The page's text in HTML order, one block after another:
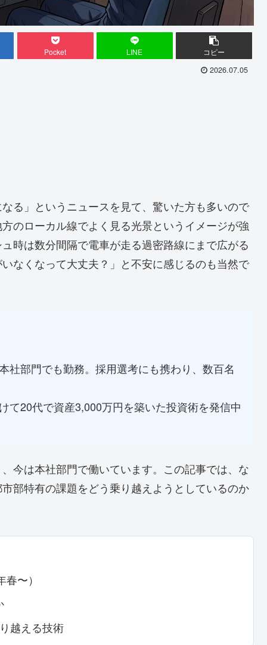
Pocket LINE コピー
2026.07.05
る」というニュースを見て、驚いた方も多いので
のローカル線でよく見る光景というイメージが強
時は数分間隔で電車が走る過密路線にまで広がる
なくなって大丈夫？」と不安に感じるのも当然で
社部門でも勤務。採用選考にも携わり、数百名
て20代で資産3,000万円を築いた投資術を発信中
今は本社部門で働いています。この記事では、な
部特有の課題をどう乗り越えようとしているのか
〜）
越える技術